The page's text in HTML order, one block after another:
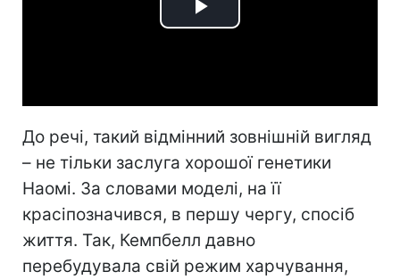
Play
До речі, такий відмінний зовнішній вигляд
– не тільки заслуга хорошої генетики
Наомі. За словами моделі, на її
красіпозначився, в першу чергу, спосіб
життя. Так, Кемпбелл давно
перебудувала свій режим харчування,